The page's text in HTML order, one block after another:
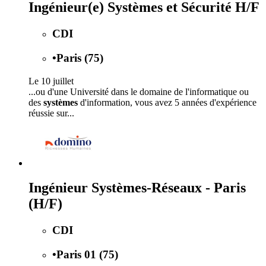
Ingénieur(e) Systèmes et Sécurité H/F
CDI
•Paris (75)
Le 10 juillet
...ou d'une Université dans le domaine de l'informatique ou
des systèmes d'information, vous avez 5 années d'expérience
réussie sur...
Ingénieur Systèmes-Réseaux - Paris
(H/F)
CDI
•Paris 01 (75)